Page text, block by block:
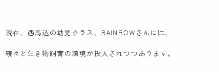
現在、西馬込の幼児クラス、RAINBOWさんには、
続々と生き物飼育の環境が投入されつつあります。